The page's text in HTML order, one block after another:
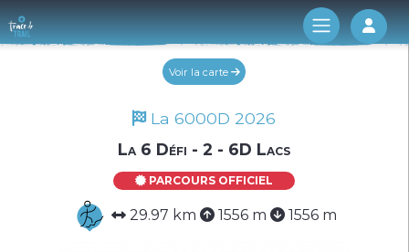
Log
Voir la carte
La 6000D 2026
La 6 Défi - 2 - 6D Lacs
PARCOURS OFFICIEL
29.97 km 1556 m 1556 m